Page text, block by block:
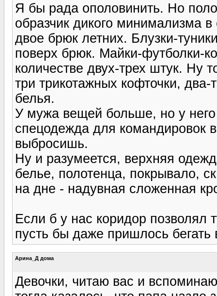
Я бы рада ополовинить. Но
образчик дикого минимализма
двое брюк летних. Блузки-
поверх брюк. Майки-футболки-
количестве двух-трех штук. Ну
три трикотажных кофточки,
белья.
У мужа вещей больше, но у
спецодежда для командировок
выбросишь.
Ну и разумеется, верхняя
белье, полотенца, покрывало,
на дне - надувная сложенная
Если б у нас коридор позволял
пусть бы даже пришлось бегать
Арина_Д дома
Девочки, читаю вас и